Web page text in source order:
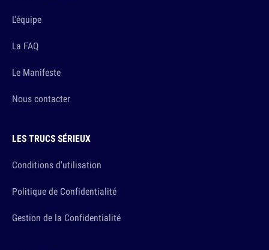
L'équipe
La FAQ
Le Manifeste
Nous contacter
LES TRUCS SÉRIEUX
Conditions d'utilisation
Politique de Confidentialité
Gestion de la Confidentialité